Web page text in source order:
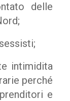
delle
intimidita
perché
e